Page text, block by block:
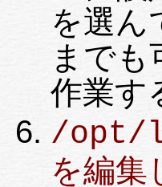
を選ん
まで
作業す
/opt/
を編集